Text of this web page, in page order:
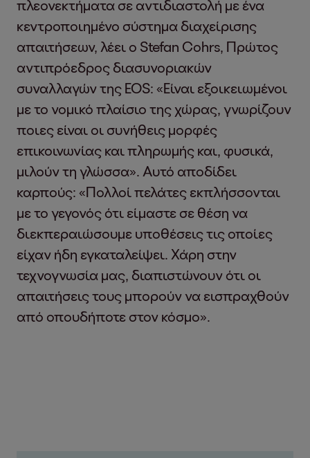
πλεονεκτήματα σε αντιδιαστολή με ένα
κεντροποιημένο σύστημα διαχείρισης
απαιτήσεων, λέει ο Stefan Cohrs, Πρώτος
αντιπρόεδρος διασυνοριακών
συναλλαγών της EOS: «Είναι εξοικειωμένοι
με το νομικό πλαίσιο της χώρας, γνωρίζουν
ποιες είναι οι συνήθεις μορφές
επικοινωνίας και πληρωμής και, φυσικά,
μιλούν τη γλώσσα». Αυτό αποδίδει
καρπούς: «Πολλοί πελάτες εκπλήσσονται
με το γεγονός ότι είμαστε σε θέση να
διεκπεραιώσουμε υποθέσεις τις οποίες
είχαν ήδη εγκαταλείψει. Χάρη στην
τεχνογνωσία μας, διαπιστώνουν ότι οι
απαιτήσεις τους μπορούν να εισπραχθούν
από οπουδήποτε στον κόσμο».